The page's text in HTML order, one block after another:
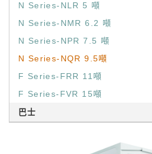
N Series-NLR 5 噸
N Series-NMR 6.2 噸
N Series-NPR 7.5 噸
N Series-NQR 9.5噸
F Series-FRR 11噸
F Series-FVR 15噸
巴士